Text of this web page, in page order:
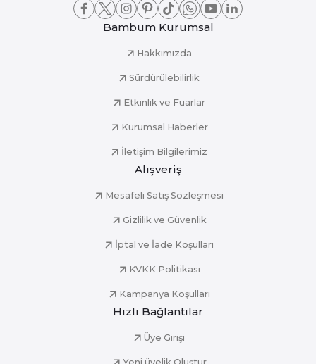
Bambum Kurumsal
Hakkımızda
Sürdürülebilirlik
Etkinlik ve Fuarlar
Kurumsal Haberler
İletişim Bilgilerimiz
Alışveriş
Mesafeli Satış Sözleşmesi
Gizlilik ve Güvenlik
İptal ve İade Koşulları
KVKK Politikası
Kampanya Koşulları
Hızlı Bağlantılar
Üye Girişi